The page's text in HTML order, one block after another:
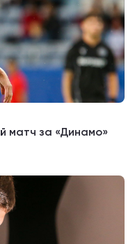
й матч за «Динамо»